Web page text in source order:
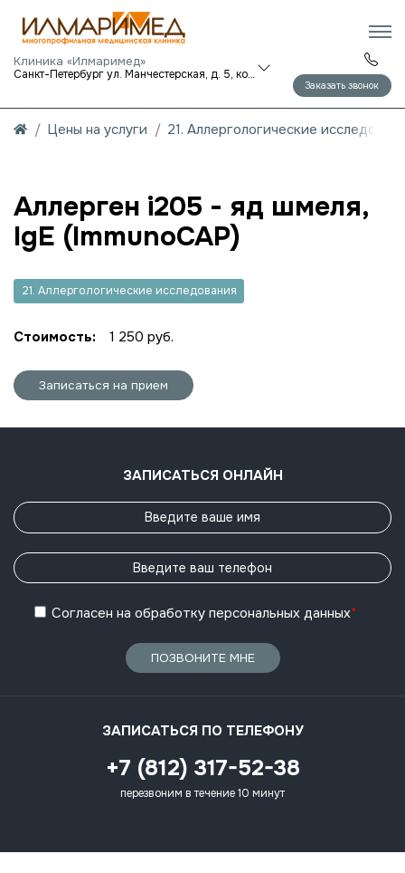
Клиника «Илмаримед»
Санкт-Петербург ул. Манчестерская, д. 5, корп. 1
Заказать звонок
Цены на услуги 21. Аллергологические
Аллерген i205 - яд шмеля,
IgE (ImmunoCAP)
21. Аллергологические исследования
Стоимость: 1 250 руб.
Записаться на прием
ЗАПИСАТЬСЯ ОНЛАЙН
Согласен на обработку персональных данных*
ПОЗВОНИТЕ МНЕ
ЗАПИСАТЬСЯ ПО ТЕЛЕФОНУ
+7 (812) 317-52-38
перезвоним в течение 10 минут